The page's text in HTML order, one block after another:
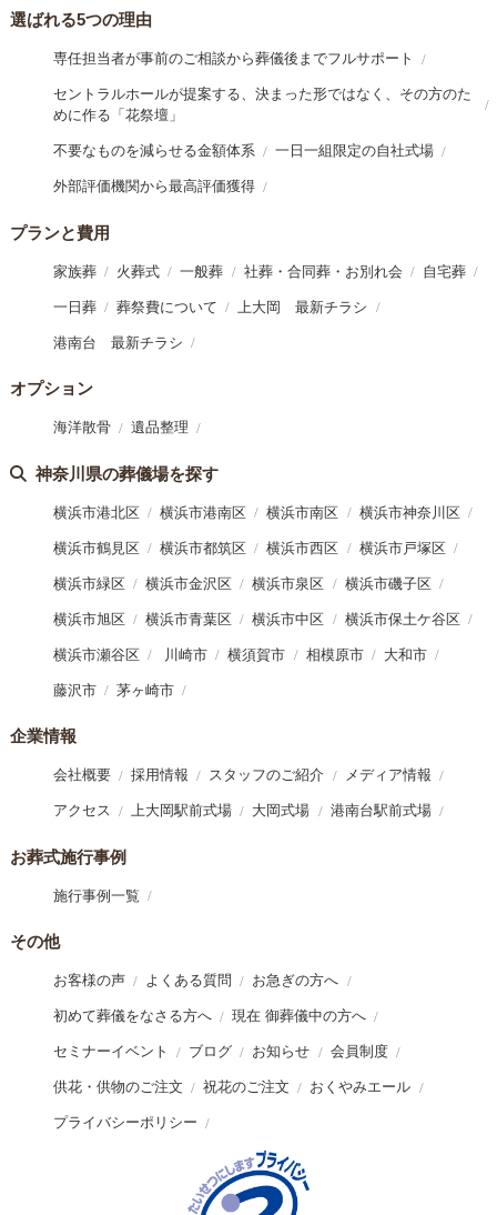
選ばれる5つの理由
専任担当者が事前のご相談から葬儀後までフルサポート
セントラルホールが提案する、決まった形ではなく、その方のた
めに作る「花祭壇」
不要なものを減らせる金額体系 一日一組限定の自社式場
外部評価機関から最高評価獲得
プランと費用
家族葬 火葬式 一般葬 社葬・合同葬・お別れ会 自宅葬
一日葬 葬祭費について 上大岡 最新チラシ
港南台 最新チラシ
オプション
海洋散骨 遺品整理
神奈川県の葬儀場を探す
横浜市港北区 横浜市港南区 横浜市南区 横浜市神奈川区
横浜市鶴見区 横浜市都筑区 横浜市西区 横浜市戸塚区
横浜市緑区 横浜市金沢区 横浜市泉区 横浜市磯子区
横浜市旭区 横浜市青葉区 横浜市中区 横浜市保土ケ谷区
横浜市瀬谷区 川崎市 横須賀市 相模原市 大和市
藤沢市 茅ヶ崎市
企業情報
会社概要 採用情報 スタッフのご紹介 メディア情報
アクセス 上大岡駅前式場 大岡式場 港南台駅前式場
お葬式施行事例
施行事例一覧
その他
お客様の声 よくある質問 お急ぎの方へ
初めて葬儀をなさる方へ 現在 御葬儀中の方へ
セミナーイベント ブログ お知らせ 会員制度
供花・供物のご注文 祝花のご注文 おくやみエール
プライバシーポリシー